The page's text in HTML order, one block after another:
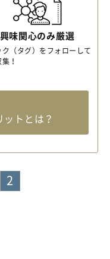
興味関心のみ厳選
ク（タグ）をフォローして
！
トとは？
2